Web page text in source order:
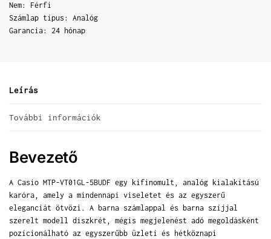
Nem: Férfi
Számlap típus: Analóg
Garancia: 24 hónap
Leírás
További információk
Bevezető
A Casio MTP-VT01GL-5BUDF egy kifinomult, analóg kialakítású
karóra, amely a mindennapi viseletet és az egyszerű
eleganciát ötvözi. A barna számlappal és barna szíjjal
szerelt modell diszkrét, mégis megjelenést adó megoldásként
pozícionálható az egyszerűbb üzleti és hétköznapi